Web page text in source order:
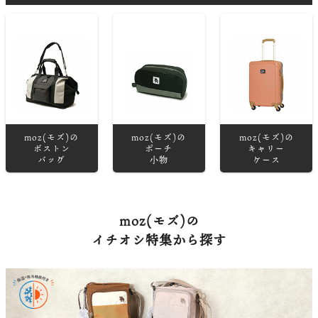
moz(モズ)の
ボストン
バッグ
moz(モズ)の
ポーチ
小物
moz(モズ)の
キャリー
ケース
moz(モズ)の
イチオシ特集から探す